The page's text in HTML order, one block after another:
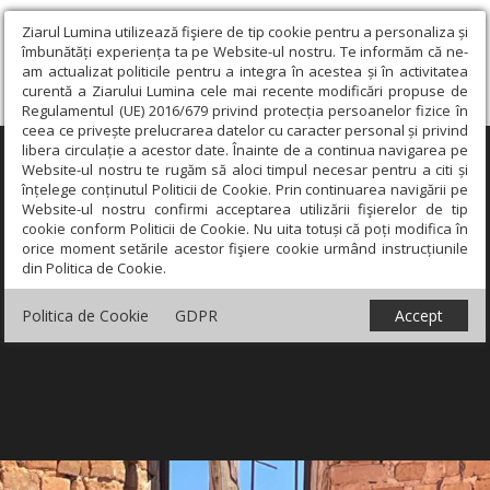
Ziarul Lumina utilizează fişiere de tip cookie pentru a personaliza și
îmbunătăți experiența ta pe Website-ul nostru. Te informăm că ne-
am actualizat politicile pentru a integra în acestea și în activitatea
curentă a Ziarului Lumina cele mai recente modificări propuse de
Regulamentul (UE) 2016/679 privind protecția persoanelor fizice în
ceea ce privește prelucrarea datelor cu caracter personal și privind
libera circulație a acestor date. Înainte de a continua navigarea pe
Website-ul nostru te rugăm să aloci timpul necesar pentru a citi și
înțelege conținutul Politicii de Cookie. Prin continuarea navigării pe
Website-ul nostru confirmi acceptarea utilizării fişierelor de tip
cookie conform Politicii de Cookie. Nu uita totuși că poți modifica în
orice moment setările acestor fişiere cookie urmând instrucțiunile
din Politica de Cookie.
Politica de Cookie GDPR Accept
×